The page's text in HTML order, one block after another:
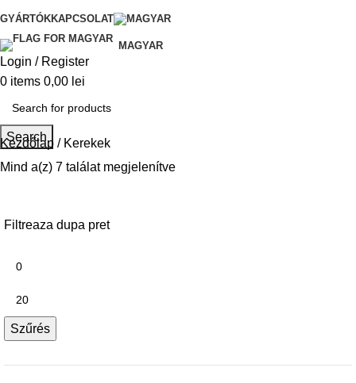
GYÁRTÓKKAPCSOLAT
MAGYAR
Login / Register
0 items 0,00 lei
Search
Kezdőlap
Kerekek
Mind a(z) 7 találat megjelenítve
Filtreaza dupa pret
Szűrés